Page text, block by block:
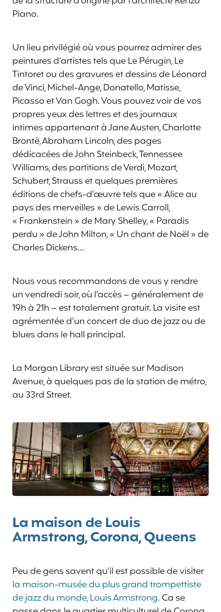
Piano.
Un lieu privilégié où vous pourrez admirer des
peintures d’artistes tels que Le Pérugin, Le
Tintoret ou des gravures et dessins de Léonard
de Vinci, Michel-Ange, Donatello, Matisse,
Picasso et Van Gogh. Vous pouvez voir de vos
propres yeux des lettres et des journaux
intimes appartenant à Jane Austen, Charlotte
Brontë, Abraham Lincoln, des pages
dédicacées de John Steinbeck, Tennessee
Williams, des partitions de Verdi, Mozart,
Schubert, Strauss et quelques premières
éditions de chefs-d’œuvre tels que « Alice au
pays des merveilles » de Lewis Carroll,
« Frankenstein » de Mary Shelley, « Paradis
perdu » de John Milton, « Un chant de Noël » de
Charles Dickens…
Nous vous recommandons de vous y rendre
un vendredi soir, où l’accès – généralement de
19h à 21h – est totalement gratuit. La visite est
agrémentée d’un concert de duo de jazz ou de
blues dans le hall principal.
La Morgan Library est située sur Madison
Avenue, à quelques pas de la station de métro,
au 33rd Street.
La maison de Louis
Armstrong, Corona, Queens
Peu de gens savent qu’il est possible de visiter
la maison-musée du plus grand trompettiste
de jazz du monde, Louis Armstrong.Ca se